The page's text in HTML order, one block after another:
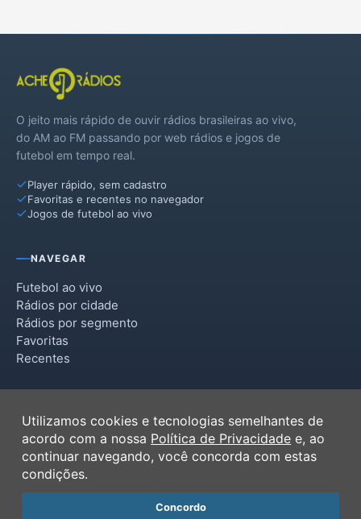
O jeito mais rápido de ouvir rádios brasileiras ao vivo,
do AM ao FM passando por web rádios e jogos de
futebol em tempo real.
Player rápido, sem cadastro
Favoritas e recentes no navegador
Jogos de futebol ao vivo
NAVEGAR
Futebol ao vivo
Rádios por cidade
Rádios por segmento
Favoritas
Recentes
Termos de Uso
Política de Privacidade
Ferramentas
Contato
Utilizamos cookies e tecnologias semelhantes de
acordo com a nossa Política de Privacidade e, ao
continuar navegando, você concorda com estas
condições.
Concordo